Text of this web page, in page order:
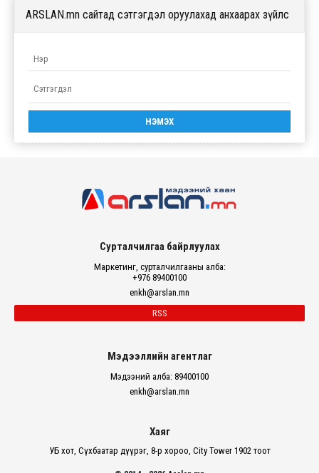
ARSLAN.mn сайтад сэтгэгдэл оруулахад анхаарах зүйлс
Сурталчилгаа байрлуулах
Маркетинг, сурталчилгааны алба:
+976 89400100
enkh@arslan.mn
RSS
Мэдээллийн агентлаг
Мэдээний алба: 89400100
enkh@arslan.mn
Хаяг
УБ хот, Сүхбаатар дүүрэг, 8-р хороо, City Tower 1902 тоот